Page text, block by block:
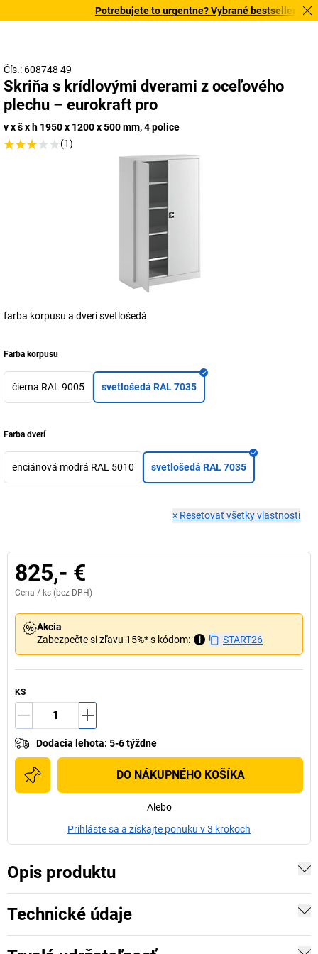
Potrebujete to urgentne? Vybrané bestsellery
Čís.: 608748 49
Skriňa s krídlovými dverami z oceľového
plechu – eurokraft pro
v x š x h 1950 x 1200 x 500 mm, 4 police
(1)
farba korpusu a dverí svetlošedá
Farba korpusu
čierna RAL 9005 svetlošedá RAL 7035
Farba dverí
enciánová modrá RAL 5010 svetlošedá RAL 7035
× Resetovať všetky vlastnosti
825,- €
Cena / ks (bez DPH)
Akcia
Zabezpečte si zľavu 15%* s kódom:
i START26
KS
Dodacia lehota: 5-6 týždne
DO NÁKUPNÉHO KOŠÍKA
Alebo
Prihláste sa a získajte ponuku v 3 krokoch
Opis produktu
Technické údaje